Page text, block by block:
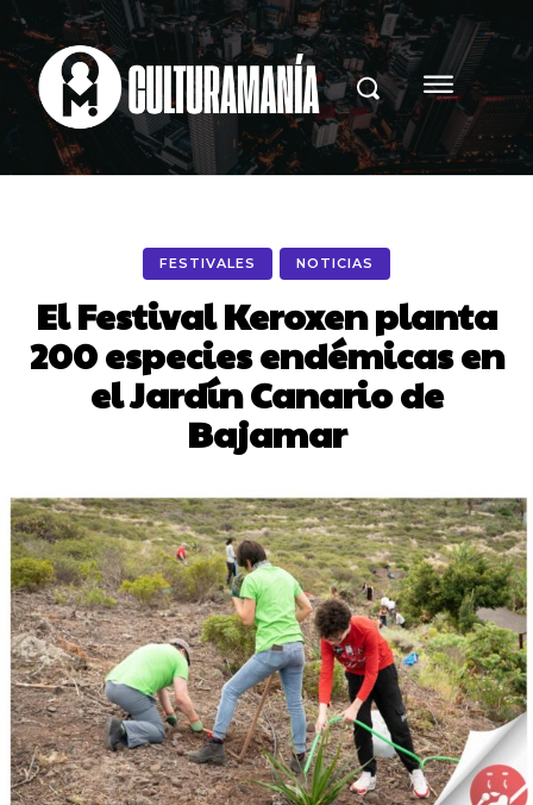
FESTIVALES NOTICIAS
El Festival Keroxen planta
200 especies endémicas en
el Jardín Canario de
Bajamar